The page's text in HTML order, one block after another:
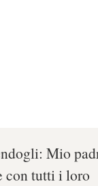
Mio
con tutti i loro